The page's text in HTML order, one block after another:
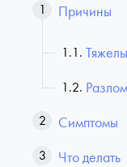
Причины
Симптомы
Что делать